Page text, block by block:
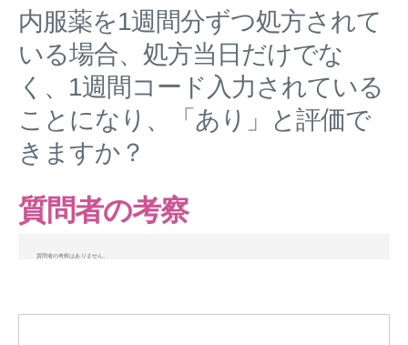
内服薬を1週間分ずつ処方されて
いる場合、処方当日だけでな
く、1週間コード入力されている
ことになり、「あり」と評価で
きますか？
質問者の考察
質問者の考察はありません。